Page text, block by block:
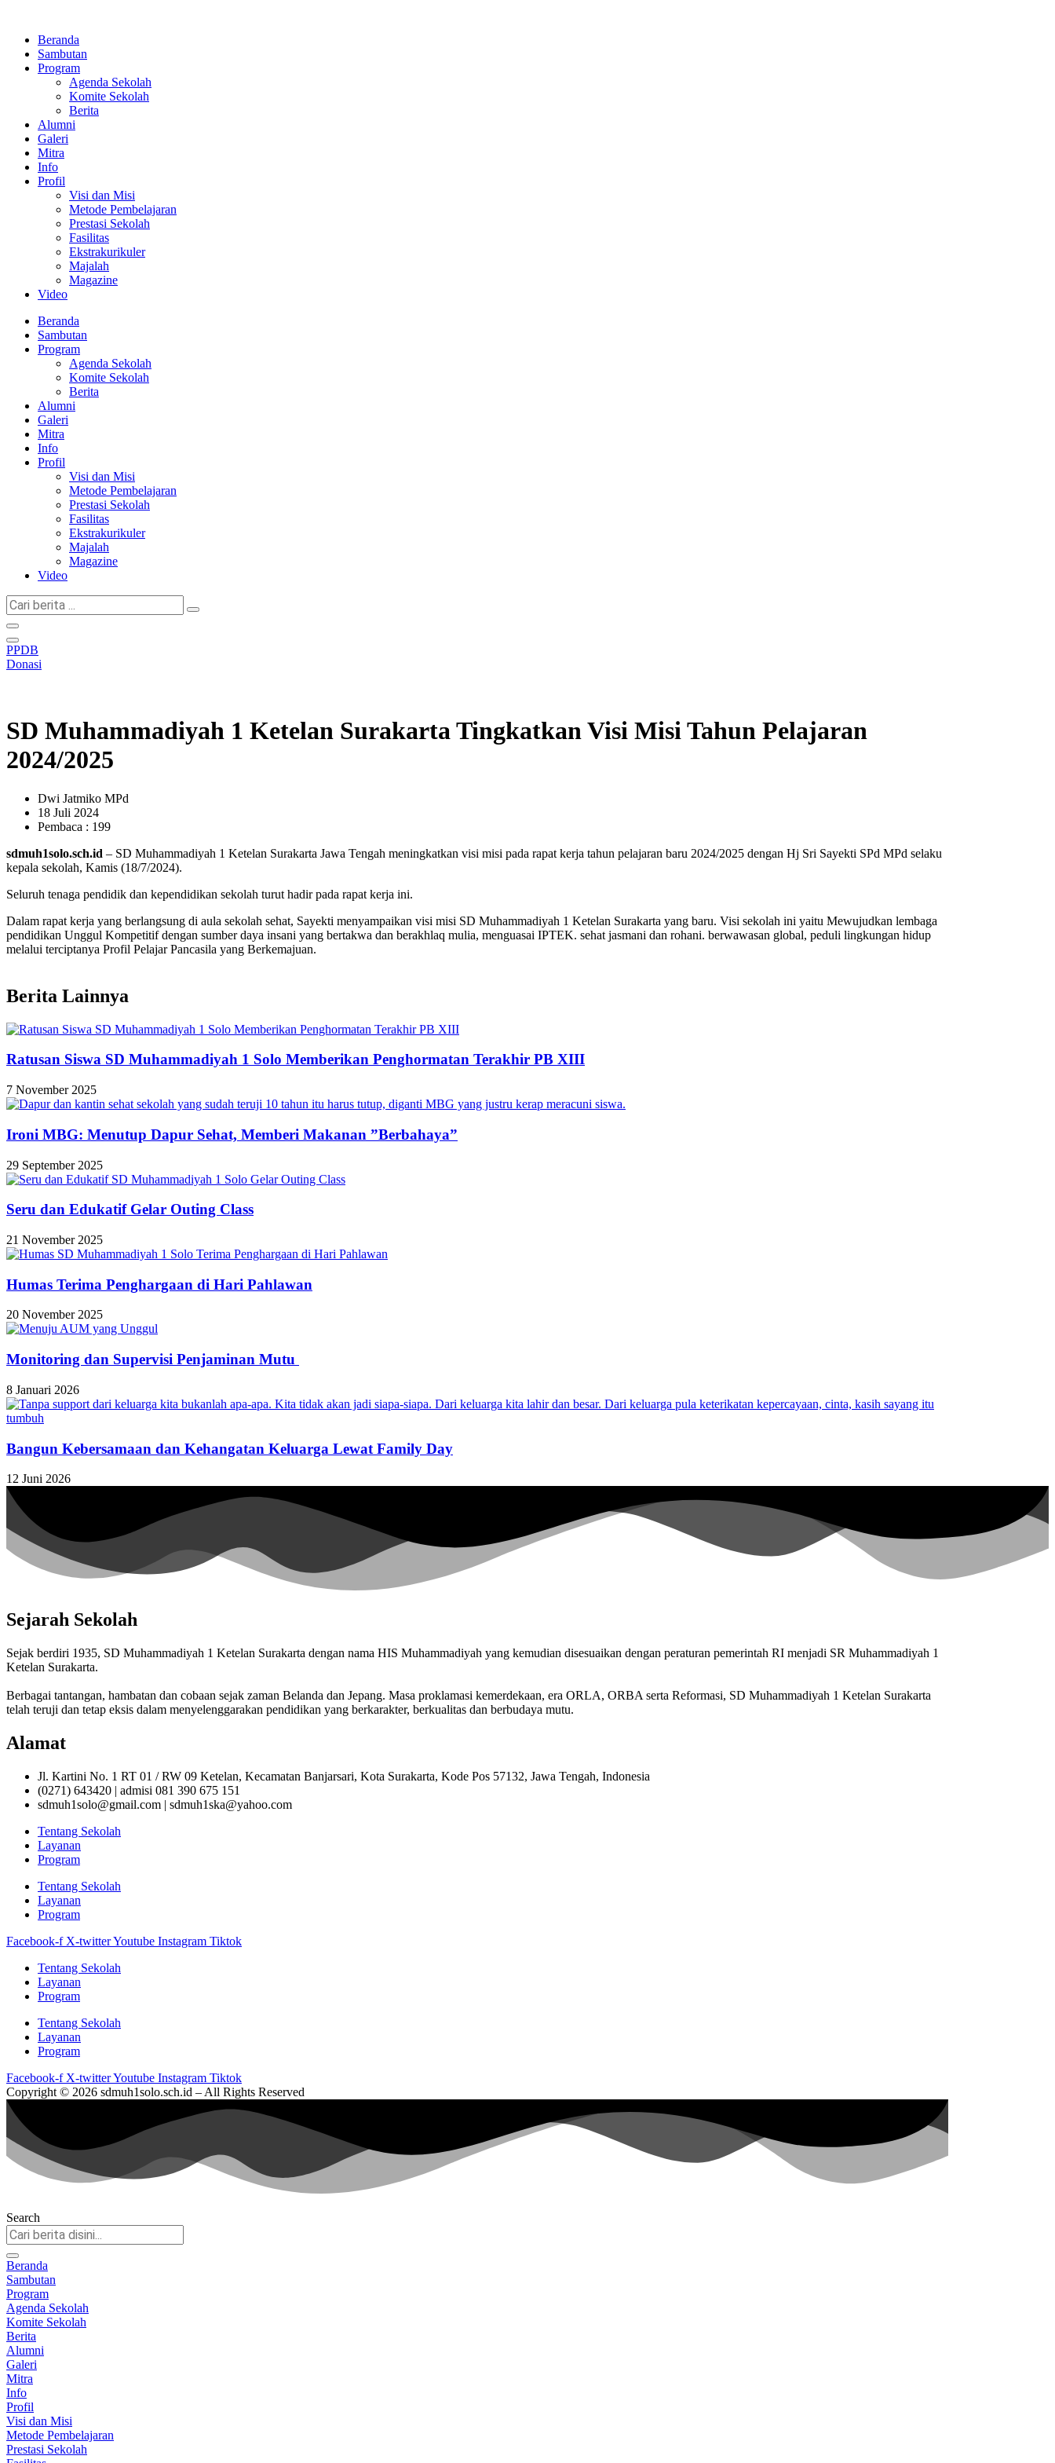
kontenBeranda
Sambutan
Program
Agenda Sekolah
Komite Sekolah
Berita
Alumni
Galeri
Mitra
Info
Profil
Visi dan Misi
Metode Pembelajaran
Prestasi Sekolah
Fasilitas
Ekstrakurikuler
Majalah
Magazine
Video
Beranda
Sambutan
Program
Agenda Sekolah
Komite Sekolah
Berita
Alumni
Galeri
Mitra
Info
Profil
Visi dan Misi
Metode Pembelajaran
Prestasi Sekolah
Fasilitas
Ekstrakurikuler
Majalah
Magazine
Video
Cari
berita
...
PPDB
Donasi
SD Muhammadiyah 1 Ketelan Surakarta Tingkatkan Visi Misi Tahun Pelajaran
2024/2025
Dwi Jatmiko MPd
18 Juli 2024
Pembaca : 199
sdmuh1solo.sch.id – SD Muhammadiyah 1 Ketelan Surakarta Jawa Tengah meningkatkan visi misi pada rapat kerja tahun pelajaran baru 2024/2025 dengan Hj Sri Sayekti SPd MPd selaku
kepala sekolah, Kamis (18/7/2024).
Seluruh tenaga pendidik dan kependidikan sekolah turut hadir pada rapat kerja ini.
Dalam rapat kerja yang berlangsung di aula sekolah sehat, Sayekti menyampaikan visi misi SD Muhammadiyah 1 Ketelan Surakarta yang baru. Visi sekolah ini yaitu Mewujudkan lembaga
pendidikan Unggul Kompetitif dengan sumber daya insani yang bertakwa dan berakhlaq mulia, menguasai IPTEK. sehat jasmani dan rohani. berwawasan global, peduli lingkungan hidup
melalui terciptanya Profil Pelajar Pancasila yang Berkemajuan.
Berita Lainnya
Ratusan Siswa SD Muhammadiyah 1 Solo Memberikan Penghormatan Terakhir PB XIII
7 November 2025
Ironi MBG: Menutup Dapur Sehat, Memberi Makanan ”Berbahaya”
29 September 2025
Seru dan Edukatif Gelar Outing Class
21 November 2025
Humas Terima Penghargaan di Hari Pahlawan
20 November 2025
Monitoring dan Supervisi Penjaminan Mutu
8 Januari 2026
Bangun Kebersamaan dan Kehangatan Keluarga Lewat Family Day
12 Juni 2026
Sejarah Sekolah
Sejak berdiri 1935, SD Muhammadiyah 1 Ketelan Surakarta dengan nama HIS Muhammadiyah yang kemudian disesuaikan dengan peraturan pemerintah RI menjadi SR Muhammadiyah 1
Ketelan Surakarta.
Berbagai tantangan, hambatan dan cobaan sejak zaman Belanda dan Jepang. Masa proklamasi kemerdekaan, era ORLA, ORBA serta Reformasi, SD Muhammadiyah 1 Ketelan Surakarta
telah teruji dan tetap eksis dalam menyelenggarakan pendidikan yang berkarakter, berkualitas dan berbudaya mutu.
Alamat
Jl. Kartini No. 1 RT 01 / RW 09 Ketelan, Kecamatan Banjarsari, Kota Surakarta, Kode Pos 57132, Jawa Tengah, Indonesia
(0271) 643420 | admisi 081 390 675 151
sdmuh1solo@gmail.com | sdmuh1ska@yahoo.com
Tentang Sekolah
Layanan
Program
Tentang Sekolah
Layanan
Program
Facebook-f X-twitterYoutube Instagram Tiktok
Tentang Sekolah
Layanan
Program
Tentang Sekolah
Layanan
Program
Facebook-f X-twitterYoutube Instagram Tiktok
Copyright © 2026 sdmuh1solo.sch.id – All Rights Reserved
Search
Beranda
Sambutan
Program
Agenda Sekolah
Komite Sekolah
Berita
Alumni
Galeri
Mitra
Info
Profil
Visi dan Misi
Metode Pembelajaran
Prestasi Sekolah